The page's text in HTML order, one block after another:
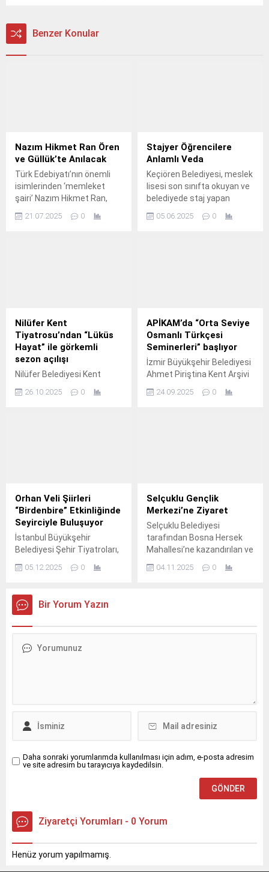
Benzer Konular
Nazım Hikmet Ran Ören
ve Güllük’te Anılacak
Türk Edebiyatı’nın önemli
isimlerinden ‘memleket
şairi’ Nazım Hikmet Ran,
düzenlenecek olan
21.07.2025 0
Stajyer Öğrencilere
Anlamlı Veda
Keçiören Belediyesi, meslek
lisesi son sınıfta okuyan ve
belediyede staj yapan
gösterdiği emek ve özveriyi
05.06.2025 0
Nilüfer Kent
Tiyatrosu’ndan “Lüküs
Hayat” ile görkemli
sezon açılışı
Nilüfer Belediyesi Kent
2026 sezonunu Türk
26.10.2025 0
APİKAM’da “Orta Seviye
Osmanlı Türkçesi
Seminerleri” başlıyor
İzmir Büyükşehir Belediyesi
Ahmet Piriştina Kent Arşivi
“Orta Seviye Osmanlı
24.09.2025 0
Orhan Veli Şiirleri
“Birdenbire” Etkinliğinde
Seyirciyle Buluşuyor
İstanbul Büyükşehir
Belediyesi Şehir Tiyatroları,
çıkarak Hümay Güldağ’ın
“Birdenbire” etkinliğini
sanatseverlerle
05.12.2025 0
Selçuklu Gençlik
Merkezi’ne Ziyaret
Selçuklu Belediyesi
tarafından Bosna Hersek
Mahallesi’ne kazandırılan ve
öğrencilerinin vazgeçilmez
04.11.2025 0
Bir Yorum Yazın
Daha sonraki yorumlarımda kullanılması için adım, e-posta adresim
ve site adresim bu tarayıcıya kaydedilsin.
Ziyaretçi Yorumları - 0 Yorum
Henüz yorum yapılmamış.